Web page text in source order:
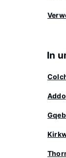
In
Addo